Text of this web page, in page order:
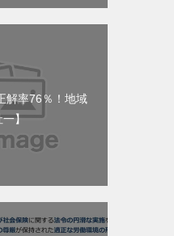
解率76％！地域
一】